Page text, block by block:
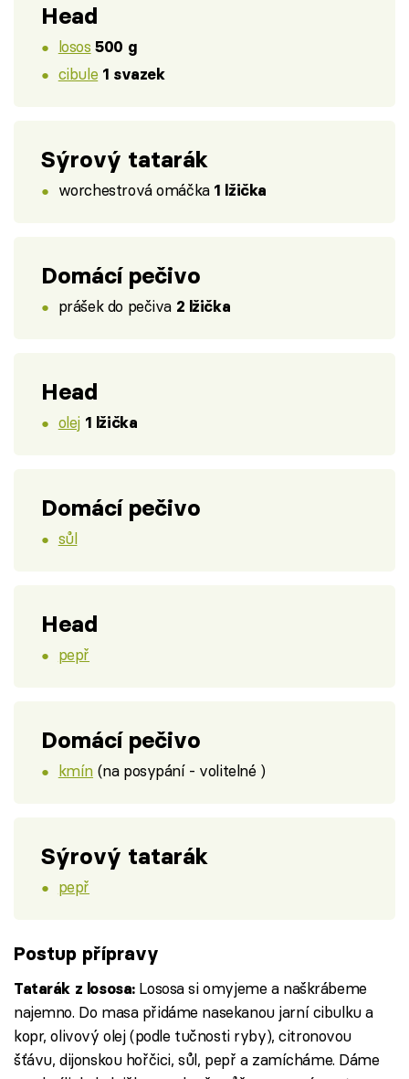
Head
losos 500 g
cibule 1 svazek
Sýrový tatarák
worchestrová omáčka 1 lžička
Domácí pečivo
prášek do pečiva 2 lžička
Head
olej 1 lžička
Domácí pečivo
sůl
Head
pepř
Domácí pečivo
kmín (na posypání - volitelné )
Sýrový tatarák
pepř
Postup přípravy
Tatarák z lososa: Lososa si omyjeme a naškrábeme
najemno. Do masa přidáme nasekanou jarní cibulku a
kopr, olivový olej (podle tučnosti ryby), citronovou
šťávu, dijonskou hořčici, sůl, pepř a zamícháme. Dáme